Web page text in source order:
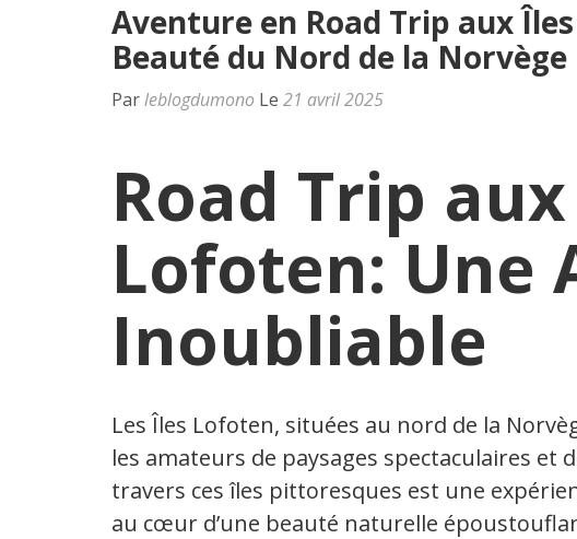
Aventure en Road Trip aux
Beauté du Nord de la Norvège
Parleblogdumono Le 21 avril 2025
Road Trip
Lofoten: Une
Inoubliable
Les Îles Lofoten, situées au nord de la
les amateurs de paysages spectaculaires et
travers ces îles pittoresques est une
au cœur d’une beauté naturelle